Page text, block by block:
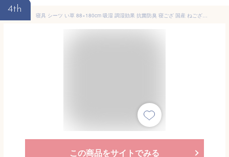
4th
寝具 シーツ い草 88×180cm 吸湿 調湿効果 抗菌防臭 寝ござ 国産 ねござ 日本製 熊本県八代産 「 リルマ 」夏用 敷きパッド ござ 寝汗(代引不可)【ポイント10倍】【送料無料】
この商品をサイトでみる